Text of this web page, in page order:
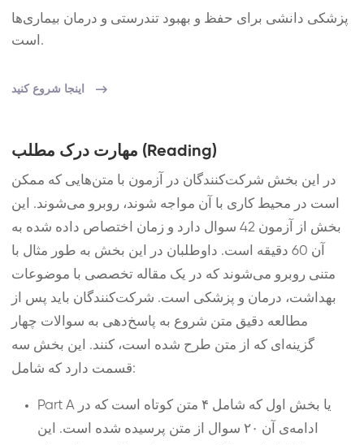
پزشکی دانشی برای حفظ و بهبود تندرستی و درمان بیماری‌ها
است.
اینجا شروع کنید
مهارت درک مطلب (Reading)
در این بخش شرکت‌کنندگان در آزمون با متن‌هایی که ممکن
است در محیط کاری با آن مواجه شوند، روبرو می‌شوند. این
بخش از آزمون 42 سوال دارد و زمان اختصاص داده شده به
آن 60 دقیقه است. داوطلبان در این بخش به طور مثال با
متنی روبرو می‌شوند که در یک مقاله تخصصی با موضوعات
بهداشت، درمان و پزشکی است. شرکت‌کنندگان باید پس از
مطالعه دقیق متن شروع به پاسخ‌دهی به سوالات چهار
گزینه‌ای که از متن طرح شده است، کنند. این بخش سه
قسمت دارد که شامل:
Part A یا بخش اول که شامل ۴ متن کوتاه است که در
ادامه‌ی آن ۲۰ سوال از متن پرسیده شده است. این